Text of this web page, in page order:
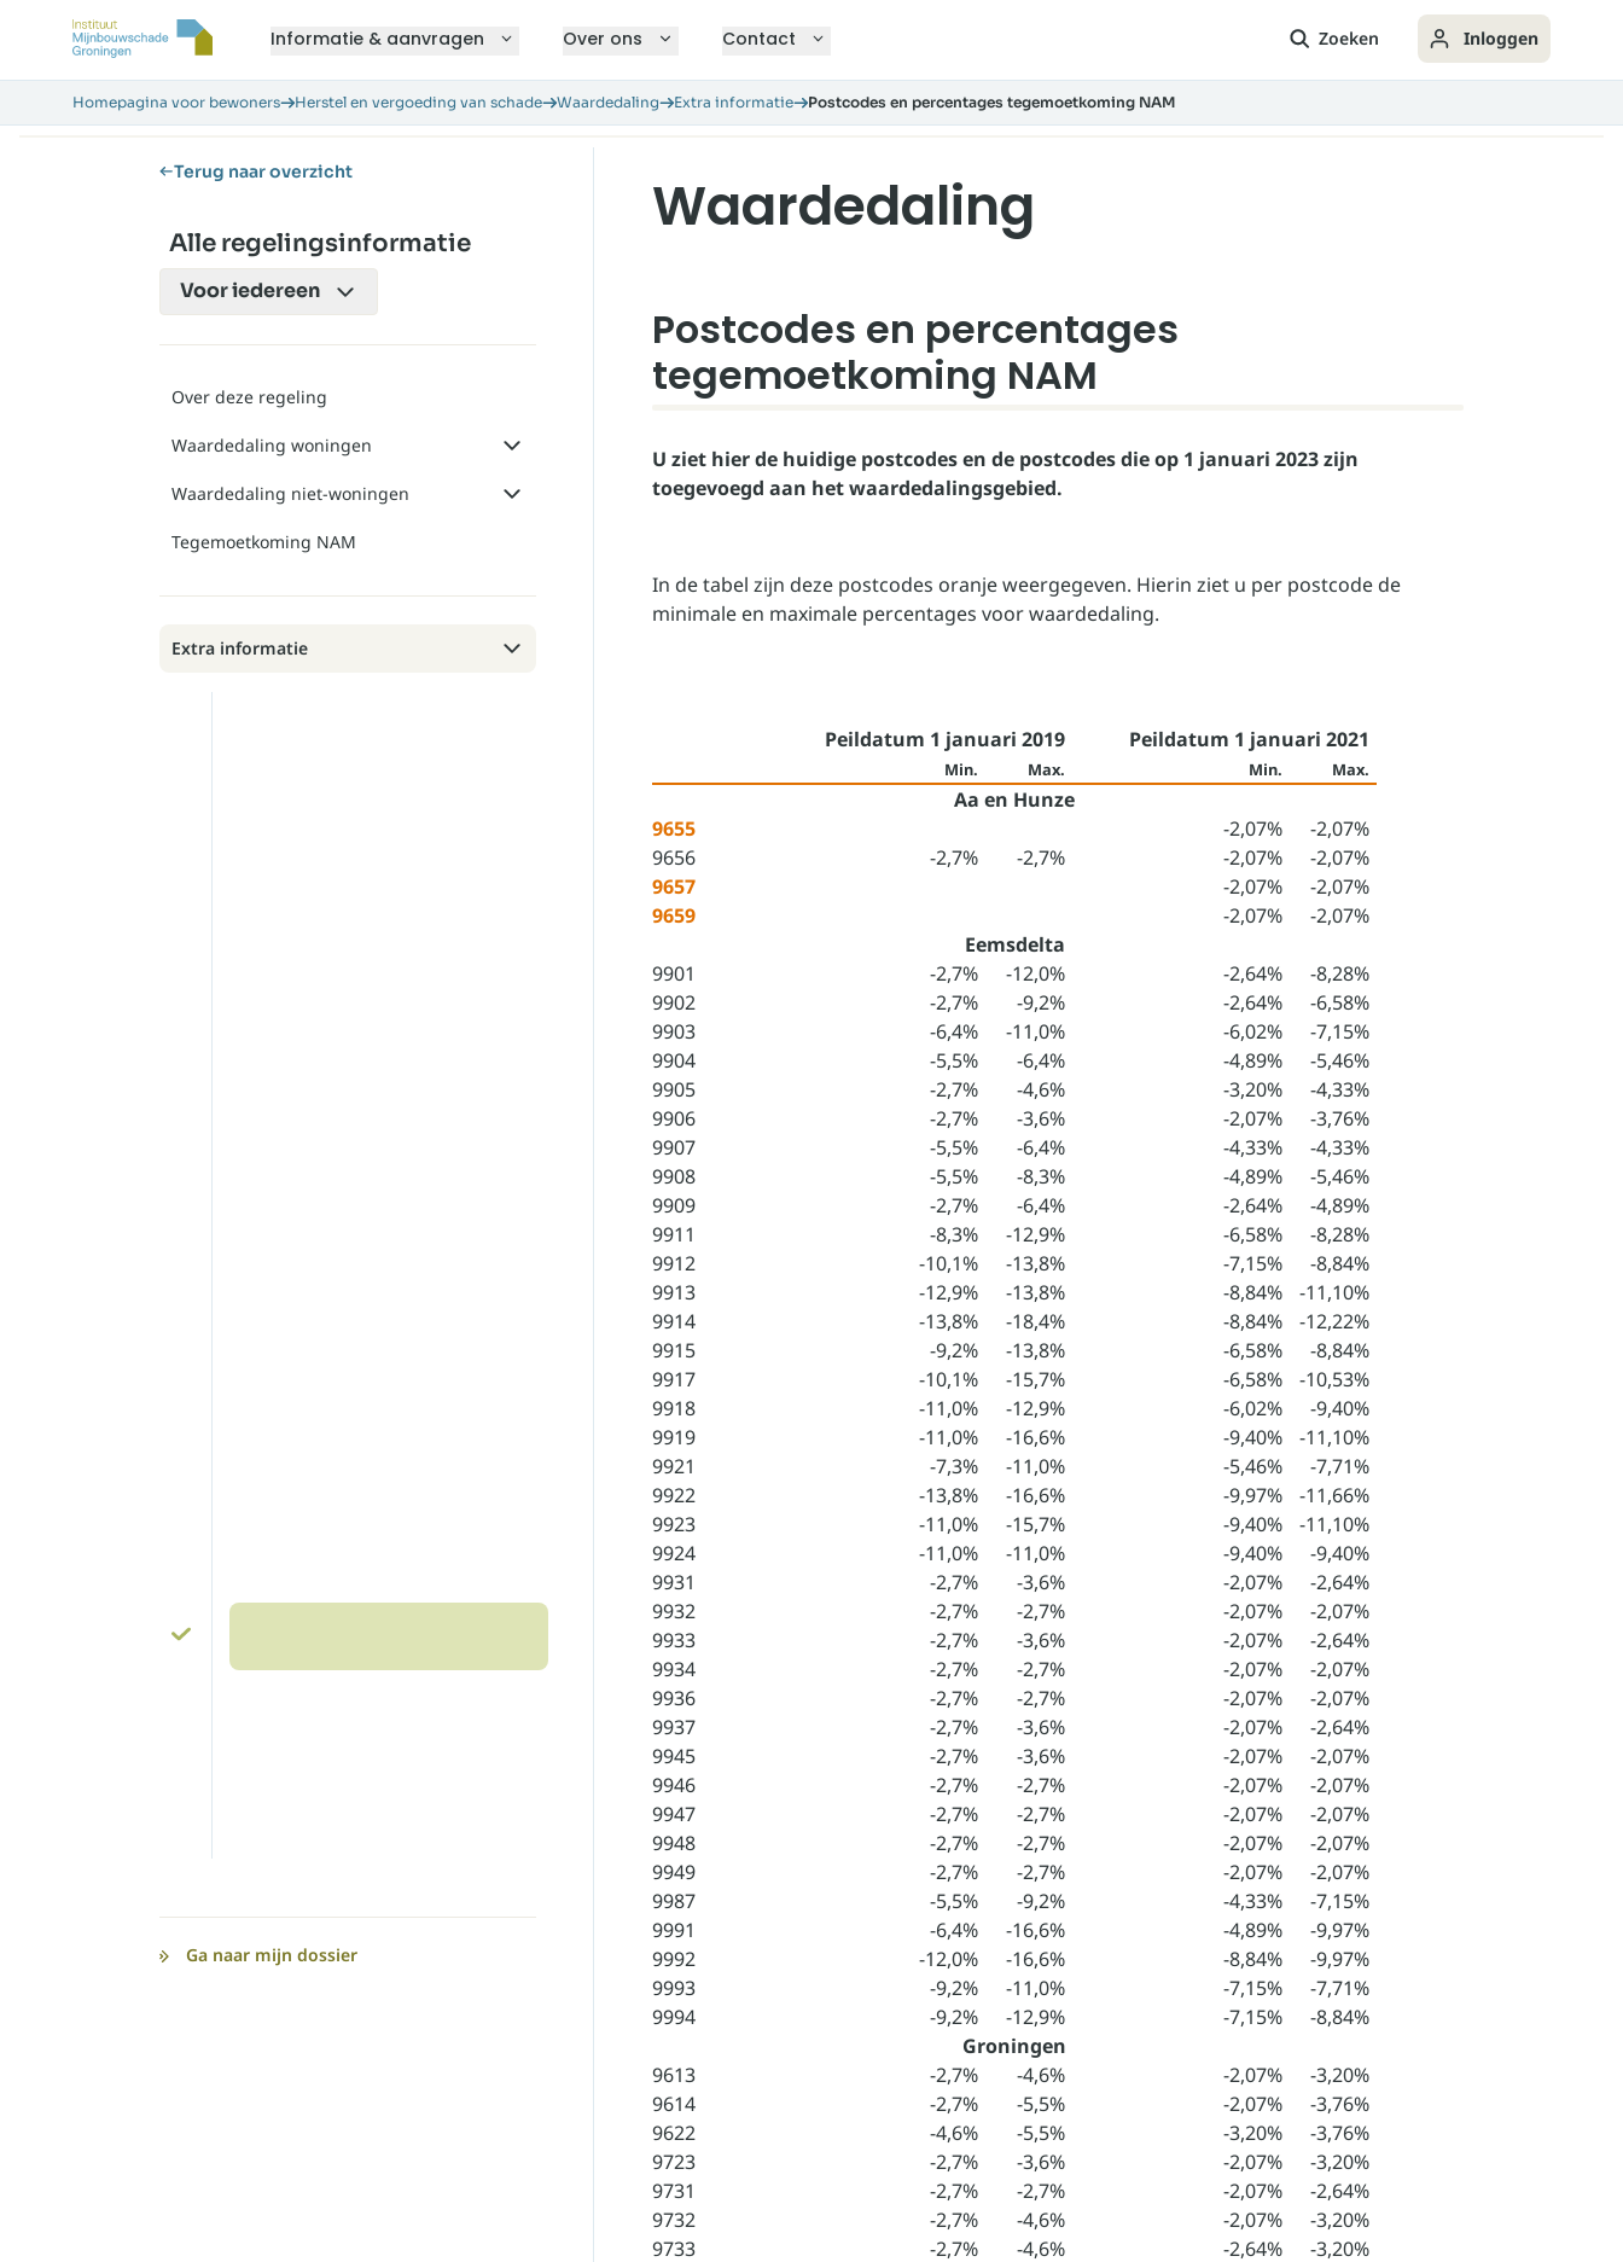
Informatie & aanvragen Over ons Contact Zoeken Inloggen
Homepagina voor bewoners Herstel en vergoeding van schade Waardedaling Extra informatie Postcodes en percentages tegemoetkoming NAM
Terug naar overzicht
Alle regelingsinformatie
Vooriedereen
Over deze regeling
Waardedaling woningen
Waardedaling niet-woningen
Tegemoetkoming NAM
Extra informatie
Ga naar mijn dossier
Waardedaling
Postcodes en percentages
tegemoetkoming NAM
U ziet hier de huidige postcodes en de postcodes die op 1 januari 2023 zijn
toegevoegd aan het waardedalingsgebied.
In de tabel zijn deze postcodes oranje weergegeven. Hierin ziet u per postcode de
minimale en maximale percentages voor waardedaling.
Peildatum 1 januari 2019 Peildatum 1 januari 2021
Min. Max. Min. Max.
Aa en Hunze
9655
-2,07%
-2,07%
9656
-2,7% -2,7% -2,07%
-2,07%
9657
-2,07%
-2,07%
9659
-2,07%
-2,07%
Eemsdelta
9901
-2,7% -12,0% -2,64%
-8,28%
9902
-2,7% -9,2% -2,64%
-6,58%
9903
-6,4% -11,0% -6,02%
-7,15%
9904
-5,5% -6,4% -4,89%
-5,46%
9905
-2,7% -4,6% -3,20%
-4,33%
9906
-2,7% -3,6% -2,07%
-3,76%
9907
-5,5% -6,4% -4,33%
-4,33%
9908
-5,5% -8,3% -4,89%
-5,46%
9909
-2,7% -6,4% -2,64%
-4,89%
9911
-8,3% -12,9% -6,58%
-8,28%
9912
-10,1% -13,8% -7,15%
-8,84%
9913
-12,9% -13,8% -8,84%
-11,10%
9914
-13,8% -18,4% -8,84%
-12,22%
9915
-9,2% -13,8% -6,58%
-8,84%
9917
-10,1% -15,7% -6,58%
-10,53%
9918
-11,0% -12,9% -6,02%
-9,40%
9919
-11,0% -16,6% -9,40%
-11,10%
9921
-7,3% -11,0% -5,46%
-7,71%
9922
-13,8% -16,6% -9,97%
-11,66%
9923
-11,0% -15,7% -9,40%
-11,10%
9924
-11,0% -11,0% -9,40%
-9,40%
9931
-2,7% -3,6% -2,07%
-2,64%
9932
-2,7% -2,7% -2,07%
-2,07%
9933
-2,7% -3,6% -2,07%
-2,64%
9934
-2,7% -2,7% -2,07%
-2,07%
9936
-2,7% -2,7% -2,07%
-2,07%
9937
-2,7% -3,6% -2,07%
-2,64%
9945
-2,7% -3,6% -2,07%
-2,07%
9946
-2,7% -2,7% -2,07%
-2,07%
9947
-2,7% -2,7% -2,07%
-2,07%
9948
-2,7% -2,7% -2,07%
-2,07%
9949
-2,7% -2,7% -2,07%
-2,07%
9987
-5,5% -9,2% -4,33%
-7,15%
9991
-6,4% -16,6% -4,89%
-9,97%
9992
-12,0% -16,6% -8,84%
-9,97%
9993
-9,2% -11,0% -7,15%
-7,71%
9994
-9,2% -12,9% -7,15%
-8,84%
Groningen
9613
-2,7% -4,6% -2,07%
-3,20%
9614
-2,7% -5,5% -2,07%
-3,76%
9622
-4,6% -5,5% -3,20%
-3,76%
9723
-2,7% -3,6% -2,07%
-3,20%
9731
-2,7% -2,7% -2,07%
-2,64%
9732
-2,7% -4,6% -2,07%
-3,20%
9733
-2,7% -4,6% -2,64%
-3,20%